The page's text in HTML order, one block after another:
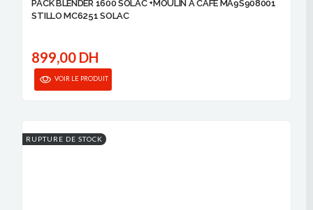
PACK BLENDER 1600 SOLAC +MOULIN A CAFE MA9S908001
STILLO MC6251 SOLAC
899,00 DH
VOIR LE PRODUIT
RUPTURE DE STOCK